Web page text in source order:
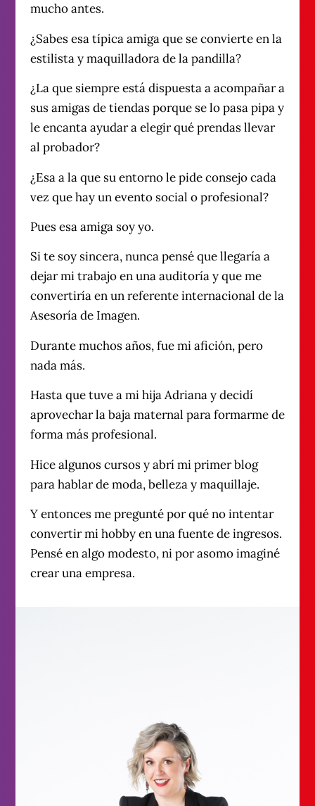
mucho antes.
¿Sabes esa típica amiga que se convierte en la
estilista y maquilladora de la pandilla?
¿La que siempre está dispuesta a acompañar a
sus amigas de tiendas porque se lo pasa pipa y
le encanta ayudar a elegir qué prendas llevar
al probador?
¿Esa a la que su entorno le pide consejo cada
vez que hay un evento social o profesional?
Pues esa amiga soy yo.
Si te soy sincera, nunca pensé que llegaría a
dejar mi trabajo en una auditoría y que me
convertiría en un referente internacional de la
Asesoría de Imagen.
Durante muchos años, fue mi afición, pero
nada más.
Hasta que tuve a mi hija Adriana y decidí
aprovechar la baja maternal para formarme de
forma más profesional.
Hice algunos cursos y abrí mi primer blog
para hablar de moda, belleza y maquillaje.
Y entonces me pregunté por qué no intentar
convertir mi hobby en una fuente de ingresos.
Pensé en algo modesto, ni por asomo imaginé
crear una empresa.